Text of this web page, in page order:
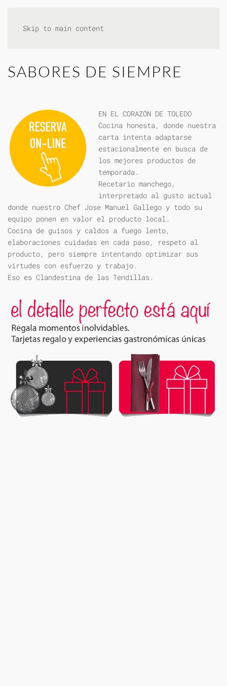
Skip to main content
SABORES DE SIEMPRE
EN EL CORAZÓN DE TOLEDO
Cocina honesta, donde nuestra
carta intenta adaptarse
estacionalmente en busca de
los mejores productos de
temporada.
Recetario manchego,
interpretado al gusto actual
donde nuestro Chef Jose Manuel Gallego y todo su
equipo ponen en valor el producto local.
Cocina de guisos y caldos a fuego lento,
elaboraciones cuidadas en cada paso, respeto al
producto, pero siempre intentando optimizar sus
virtudes con esfuerzo y trabajo.
Eso es Clandestina de las Tendillas.